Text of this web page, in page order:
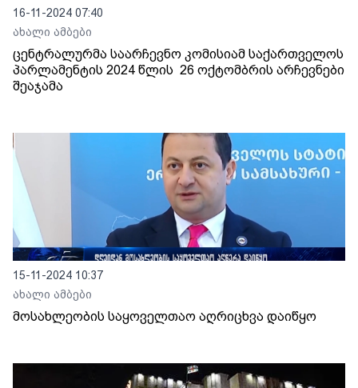
16-11-2024 07:40
ახალი ამბები
ცენტრალურმა საარჩევნო კომისიამ საქართველოს
პარლამენტის 2024 წლის 26 ოქტომბრის არჩევნები
შეაჯამა
15-11-2024 10:37
ახალი ამბები
მოსახლეობის საყოველთაო აღრიცხვა დაიწყო